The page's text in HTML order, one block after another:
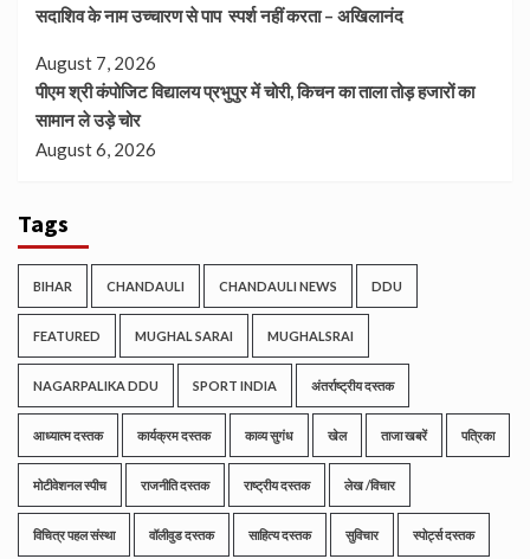
सदाशिव के नाम उच्चारण से पाप स्पर्श नहीं करता – अखिलानंद
August 7, 2026
पीएम श्री कंपोजिट विद्यालय प्रभुपुर में चोरी, किचन का ताला तोड़ हजारों का
सामान ले उड़े चोर
August 6, 2026
Tags
BIHAR CHANDAULI CHANDAULI NEWS DDU
FEATURED MUGHAL SARAI MUGHALSRAI
NAGARPALIKA DDU SPORT INDIA अंतर्राष्ट्रीय दस्तक
आध्यात्म दस्तक कार्यक्रम दस्तक काव्य सुगंध खेल ताजा खबरें पत्रिका
मोटीवेशनल स्पीच राजनीति दस्तक राष्ट्रीय दस्तक लेख /विचार
विचित्र पहल संस्था वॉलीवुड दस्तक साहित्य दस्तक सुविचार स्पोर्ट्स दस्तक